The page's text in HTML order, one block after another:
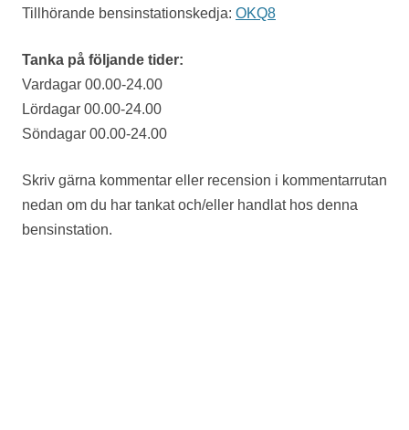
Tillhörande bensinstationskedja: OKQ8
Tanka på följande tider:
Vardagar 00.00-24.00
Lördagar 00.00-24.00
Söndagar 00.00-24.00
Skriv gärna kommentar eller recension i kommentarrutan
nedan om du har tankat och/eller handlat hos denna
bensinstation.